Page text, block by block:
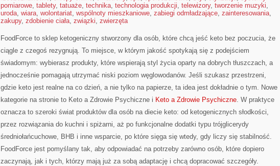
pomiarowe, tablety, tatuaże, technika, technologia produkcji, telewizory, tworzenie muzyki,
uroda, wiara, wolontariat, wspólnoty mieszkaniowe, zabiegi odmładzające, zainteresowania,
zakupy, zdobienie ciała, związki, zwierzęta
FoodForce to sklep ketogeniczny stworzony dla osób, które chcą jeść keto bez poczucia, że
ciągle z czegoś rezygnują. To miejsce, w którym jakość spotykają się z podejściem
świadomym: wybierasz produkty, które wspierają styl życia oparty na dobrych tłuszczach, a
jednocześnie pomagają utrzymać niski poziom węglowodanów. Jeśli szukasz przestrzeni,
gdzie keto jest realne na co dzień, a nie tylko na papierze, ta idea jest dokładnie o tym. Nowe
kategorie na stronie to Keto a Zdrowie Psychiczne i Keto a Zdrowie Psychiczne. W praktyce
oznacza to szeroki świat produktów dla osób na diecie keto: od ketogenicznych słodkości,
przez rozwiązania do kuchni i spiżarni, aż po funkcjonalne dodatki typu trójglicerydy
średniołańcuchowe, BHB i inne wsparcie, po które sięga się wtedy, gdy liczy się stabilność.
FoodForce jest pomyślany tak, aby odpowiadać na potrzeby zarówno osób, które dopiero
zaczynają, jak i tych, którzy mają już za sobą adaptację i chcą dopracować szczegóły.